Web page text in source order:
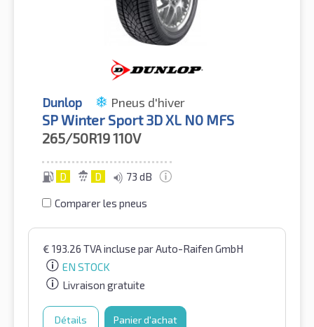
Dunlop Pneus d'hiver
SP Winter Sport 3D XL N0 MFS
265/50R19110V
D D 73 dB
Comparer les pneus
€ 193.26 TVA incluse par Auto-Raifen GmbH
EN STOCK
Livraison gratuite
Détails Panier d'achat